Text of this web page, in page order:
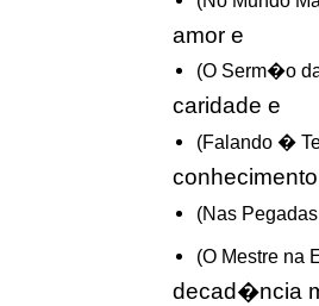
amor e
(O Serm�o
caridade e
(Falando �
(Nas
(O Mestre
decad�ncia